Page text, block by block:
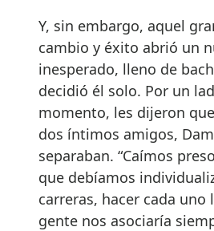
Y, sin embargo, aquel
cambio y éxito abrió un
inesperado, lleno de
decidió él solo. Por un
momento, les dijeron
dos íntimos amigos,
separaban. “Caímos
que debíamos
carreras, hacer cada uno
gente nos asociaría